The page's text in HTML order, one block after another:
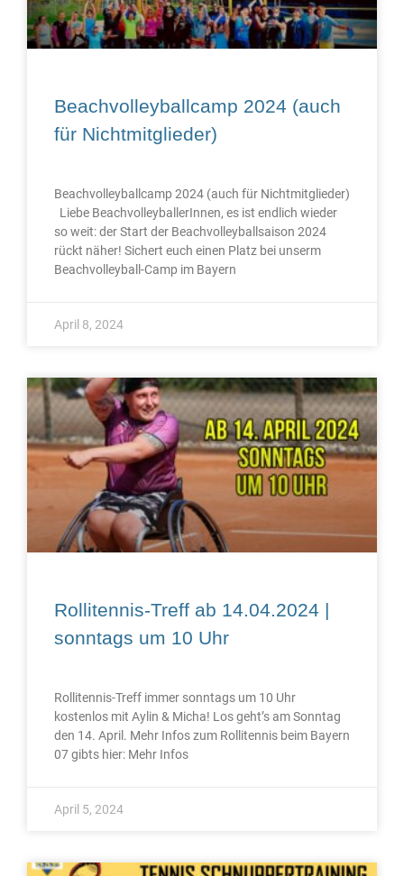
Beachvolleyballcamp 2024 (auch
für Nichtmitglieder)
Beachvolleyballcamp 2024 (auch für Nichtmitglieder)
Liebe BeachvolleyballerInnen, es ist endlich wieder
so weit: der Start der Beachvolleyballsaison 2024
rückt näher! Sichert euch einen Platz bei unserm
Beachvolleyball-Camp im Bayern
April 8, 2024
Rollitennis-Treff ab 14.04.2024 |
sonntags um 10 Uhr
Rollitennis-Treff immer sonntags um 10 Uhr
kostenlos mit Aylin & Micha! Los geht’s am Sonntag
den 14. April. Mehr Infos zum Rollitennis beim Bayern
07 gibts hier: Mehr Infos
April 5, 2024